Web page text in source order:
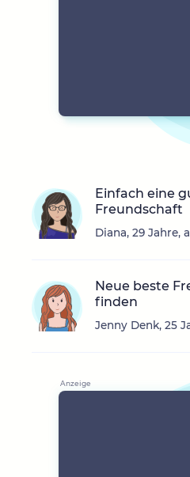
Einfach eine
Freundschaft
Diana, 29 Jahre,
Neue beste
finden
Jenny Denk, 25